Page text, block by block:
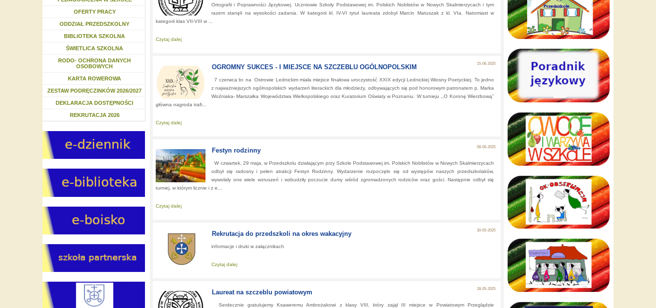
OFERTY PRACY
ODDZIAŁ PRZEDSZKOLNY
BIBLIOTEKA SZKOLNA
ŚWIETLICA SZKOLNA
RODO- OCHRONA DANYCH
OSOBOWYCH
KARTA ROWEROWA
ZESTAW PODRĘCZINKÓW 2026/2027
DEKLARACJA DOSTĘPNOŚCI
REKRUTACJA 2026
Ortografii i Poprawności Językowej. Uczniowie Szkoły Podstawowej im. Polskich Noblistów w Nowych Skalmierzycach i tym
razem stanęli na wysokości zadania. W kategorii kl. IV-VI tytuł laureata zdobył Marcin Matuszak z kl. VIa. Natomiast w
kategorii klas VII-VIII w ...
Czytaj dalej
15-06-2025
OGROMNY SUKCES - I MIEJSCE NA SZCZEBLU OGÓLNOPOLSKIM
7 czerwca br. na Ostrowie Lednickim miała miejsce finałowa uroczystość XXIX edycji Lednickiej Wiosny Poetyckiej. To jedno
z najważniejszych ogólnopolskich wydarzeń literackich dla młodzieży, odbywających się pod honorowym patronatem p. Marka
Woźniaka- Marszałka Województwa Wielkopolskiego oraz Kuratorium Oświaty w Poznaniu. W turnieju ,,O Koronę Wierzbową’’
główna nagroda trafi...
Czytaj dalej
08-06-2025
Festyn rodzinny
W czwartek, 29 maja, w Przedszkolu działającym przy Szkole Podstawowej im. Polskich Noblistów w Nowych Skalmierzycach
odbył się radosny i pełen atrakcji Festyn Rodzinny. Wydarzenie rozpoczęło się od występów naszych przedszkolaków,
wywołały one wiele wzruszeń i wzbudziły poczucie dumy wśród zgromadzonych rodziców oraz gości. Następnie odbył się
turniej, w którym licznie i z e...
Czytaj dalej
30-05-2025
Rekrutacja do przedszkoli na okres wakacyjny
informacje i druki w załącznikach
Czytaj dalej
28-05-2025
Laureat na szczeblu powiatowym
Serdecznie gratulujemy Ksaweremu Ambrożakowi z klasy VIII, który zajął III miejsce w Powiatowym Przeglądzie